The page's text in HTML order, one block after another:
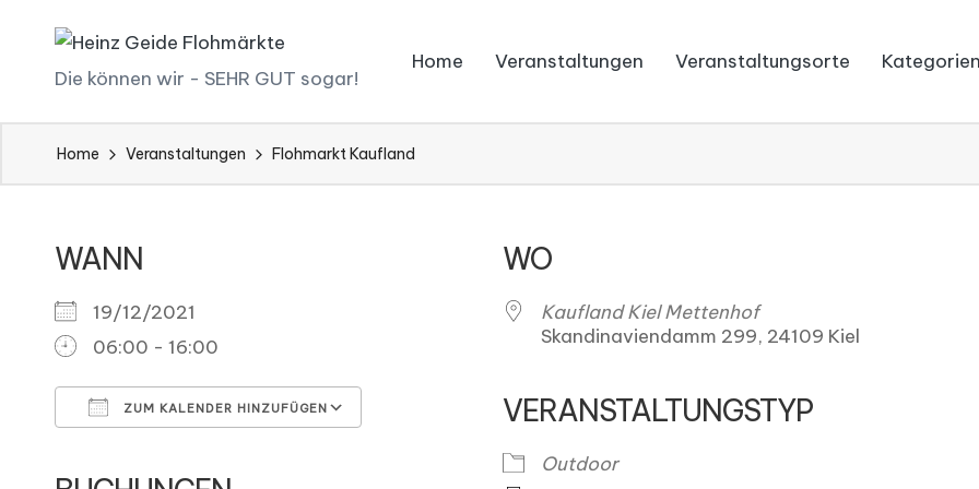
content
H
ei
n
G
ei
d
e
Fl
Die können wir - SEHR GUT sogar!
Home Veranstaltungen Veranstaltungsorte Kategorien
Home Veranstaltungen Flohmarkt Kaufland
WANN
19/12/2021
06:00 - 16:00
ZUM KALENDER HINZUFÜGEN
Google Kalender
WO
Kaufland Kiel Mettenhof
Skandinaviendamm 299, 24109 Kiel
VERANSTALTUNGSTYP
Outdoor